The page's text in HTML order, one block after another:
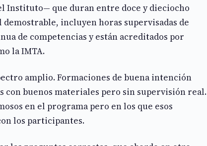
Instituto— que duran entre doce y dieciocho
incluyen horas supervisadas de
de competencias y están acreditados por
la IMTA.
amplio. Formaciones de buena intención
con buenos materiales pero sin supervisión real.
en el programa pero en los que esos
los participantes.